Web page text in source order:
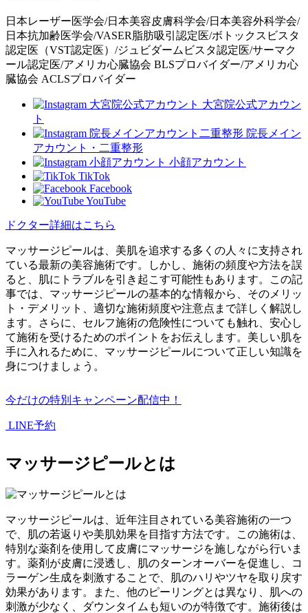
日本レーザー医学会/日本美容皮膚科学会/日本美容外科学会/
日本抗加齢医学会/VASER脂肪吸引認定医/ボトックスビスタ
認定医（VST認定医）/ジュビダームビスタ認定医/サーマク
ール認定医/アメリカ心臓協会 BLSプロバイダー/アメリカ心
臓協会 ACLSプロバイダー
大宮院公式アカウン
ト
院長メイン
アカウント・二重整形
小顔アカウント
TikTok
Facebook
YouTube
ドクター詳細はこちら
マッサージピールは、美肌を追求する多くの人々に支持され
ている最新の美容施術です。しかし、施術の頻度や方法を誤
ると、肌にトラブルを引き起こす可能性もあります。この記
事では、マッサージピールの基本的な情報から、そのメリッ
ト・デメリット、適切な施術頻度や注意点まで詳しく解説し
ます。さらに、セルフ施術の危険性についても触れ、安心し
て施術を受けるためのポイントをお伝えします。美しい肌を
手に入れるために、マッサージピールについて正しい知識を
身につけましょう。
今だけの特別キャンペーン配信中！
LINE予約
マッサージピールとは
マッサージピールは、近年注目されている美容施術の一つ
で、肌の若返りや美肌効果を目指す方法です。この施術は、
特別な薬剤を使用して皮膚にマッサージを施しながら行いま
す。薬剤が皮膚に浸透し、肌のターンオーバーを促進し、コ
ラーゲン生成を刺激することで、肌のハリやツヤを取り戻す
効果があります。また、他のピーリングとは異なり、肌への
刺激が少なく、ダウンタイムも短いのが特徴です。施術後は